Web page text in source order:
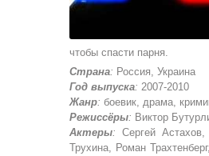
чтобы спасти парня.
Страна: Россия, Украина
Год выпуска: 2007-2010
Жанр: боевик, драма,
Режиссёры: Виктор
Актеры: Сергей
Трухина, Роман